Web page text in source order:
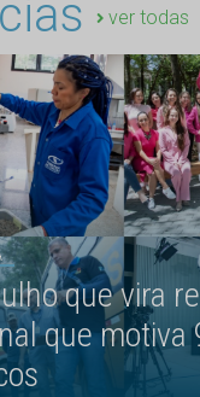
ver todas
que vira
que motiva